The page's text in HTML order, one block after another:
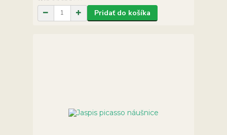
Pridať do košíka